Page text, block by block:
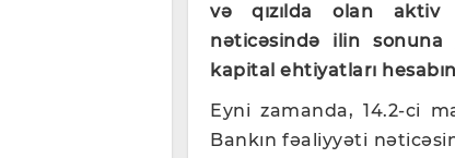
və qızılda olan aktiv
nəticəsində ilin sonuna
kapital ehtiyatları
Eyni zamanda, 14.2-ci
Bankın fəaliyyəti